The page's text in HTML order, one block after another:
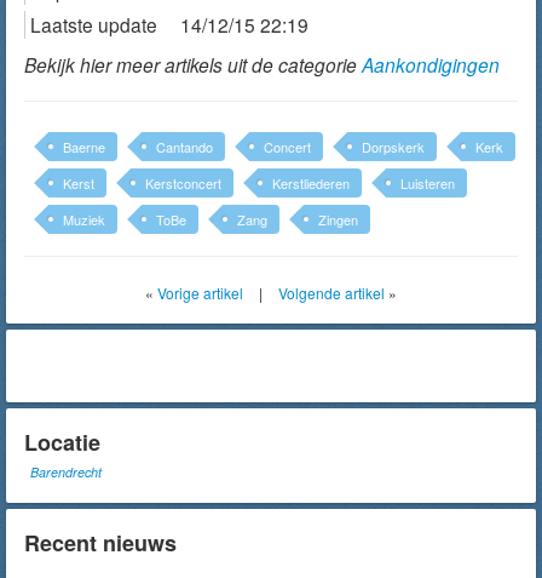
Laatste update
14/12/15 22:19
Bekijk hier meer artikels uit de categorieAankondigingen
Baerne Cantando Concert Dorpskerk
Kerk
Kerst
Kerstconcert Kerstliederen
Luisteren
Muziek
ToBe Zang Zingen
« Vorige artikel | Volgende artikel »
Locatie
Barendrecht
Recent nieuws